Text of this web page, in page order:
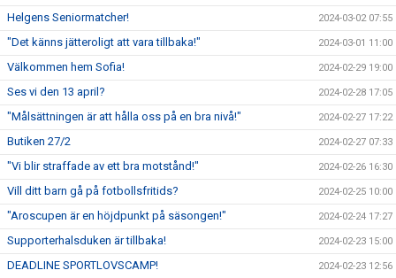
Helgens Seniormatcher! 2024-03-02 07:55
"Det känns jätteroligt att vara tillbaka!" 2024-03-01 11:00
Välkommen hem Sofia! 2024-02-29 19:00
Ses vi den 13 april? 2024-02-28 17:05
"Målsättningen är att hålla oss på en bra nivå!" 2024-02-27 17:22
Butiken 27/2 2024-02-27 07:33
"Vi blir straffade av ett bra motstånd!" 2024-02-26 16:30
Vill ditt barn gå på fotbollsfritids? 2024-02-25 10:00
"Aroscupen är en höjdpunkt på säsongen!" 2024-02-24 17:27
Supporterhalsduken är tillbaka! 2024-02-23 15:00
DEADLINE SPORTLOVSCAMP! 2024-02-23 12:56